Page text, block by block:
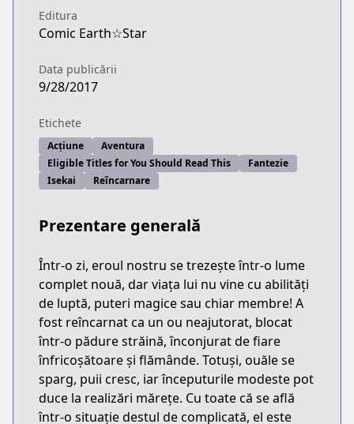
Editura
Comic Earth☆Star
Data publicării
9/28/2017
Etichete
Acțiune
Aventura
Eligible Titles for You Should Read This
Fantezie
Isekai
Reîncarnare
Prezentare generală
Într-o zi, eroul nostru se trezește într-o lume
complet nouă, dar viața lui nu vine cu abilități
de luptă, puteri magice sau chiar membre! A
fost reîncarnat ca un ou neajutorat, blocat
într-o pădure străină, înconjurat de fiare
înfricoșătoare și flămânde. Totuși, ouăle se
sparg, puii cresc, iar începuturile modeste pot
duce la realizări mărețe. Cu toate că se află
într-o situație destul de complicată, el este